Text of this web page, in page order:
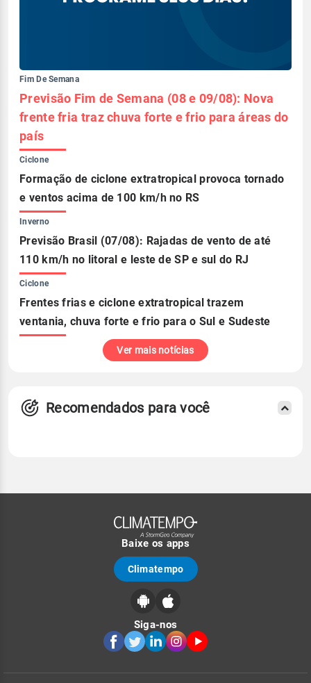
Fim De Semana
Previsão Fim de Semana (08 e 09/08): Nova
frente fria traz chuva forte e frio para áreas do
país
Ciclone
Formação de ciclone extratropical provoca tornado
e ventos acima de 100 km/h no RS
Inverno
Previsão Brasil (07/08): Rajadas de vento de até
110 km/h no litoral e leste de SP e sul do RJ
Ciclone
Frentes frias e ciclone extratropical trazem
ventania, chuva forte e frio para o Sul e Sudeste
Ver mais notícias
Recomendados para você
Baixe os apps
Climatempo
Siga-nos